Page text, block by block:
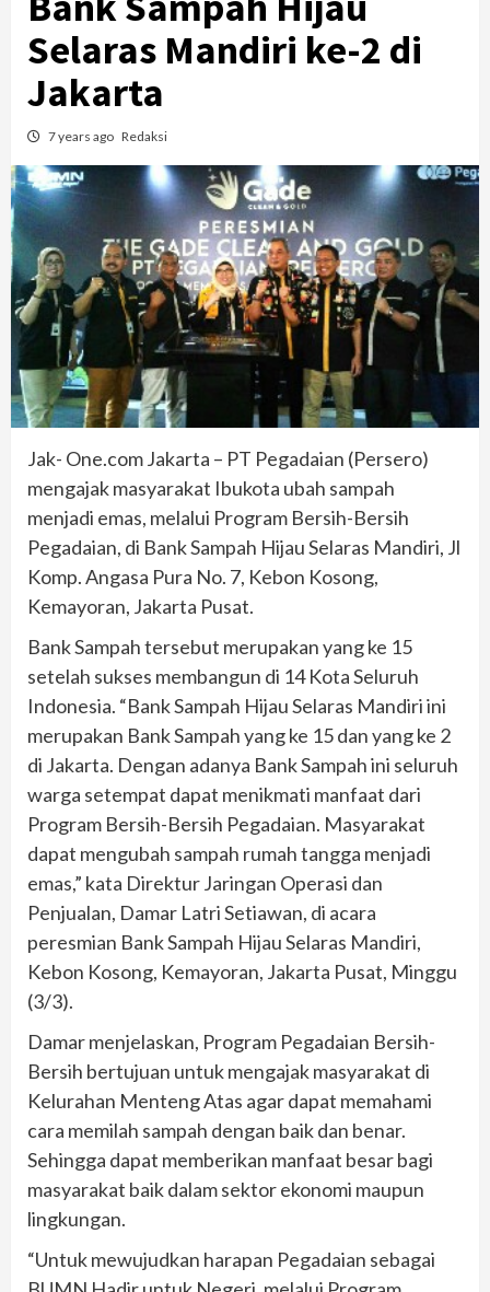
Selaras Mandiri ke-2 di
Jakarta
7 years ago Redaksi
Jak- One.com Jakarta – PT Pegadaian (Persero)
mengajak masyarakat Ibukota ubah sampah
menjadi emas, melalui Program Bersih-Bersih
Pegadaian, di Bank Sampah Hijau Selaras Mandiri, Jl
Komp. Angasa Pura No. 7, Kebon Kosong,
Kemayoran, Jakarta Pusat.
Bank Sampah tersebut merupakan yang ke 15
setelah sukses membangun di 14 Kota Seluruh
Indonesia. “Bank Sampah Hijau Selaras Mandiri ini
merupakan Bank Sampah yang ke 15 dan yang ke 2
di Jakarta. Dengan adanya Bank Sampah ini seluruh
warga setempat dapat menikmati manfaat dari
Program Bersih-Bersih Pegadaian. Masyarakat
dapat mengubah sampah rumah tangga menjadi
emas,” kata Direktur Jaringan Operasi dan
Penjualan, Damar Latri Setiawan, di acara
peresmian Bank Sampah Hijau Selaras Mandiri,
Kebon Kosong, Kemayoran, Jakarta Pusat, Minggu
(3/3).
Damar menjelaskan, Program Pegadaian Bersih-
Bersih bertujuan untuk mengajak masyarakat di
Kelurahan Menteng Atas agar dapat memahami
cara memilah sampah dengan baik dan benar.
Sehingga dapat memberikan manfaat besar bagi
masyarakat baik dalam sektor ekonomi maupun
lingkungan.
“Untuk mewujudkan harapan Pegadaian sebagai